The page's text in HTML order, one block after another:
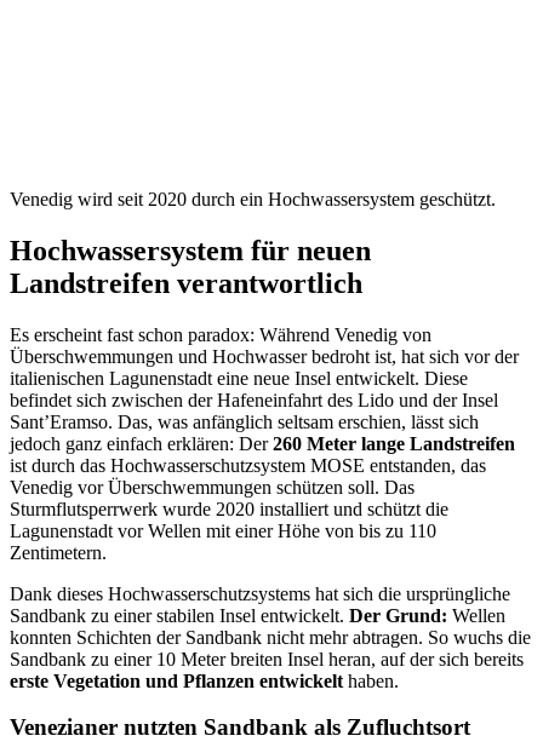
Venedig wird seit 2020 durch ein Hochwassersystem geschützt.
Hochwassersystem für neuen
Landstreifen verantwortlich
Es erscheint fast schon paradox: Während Venedig von
Überschwemmungen und Hochwasser bedroht ist, hat sich vor der
italienischen Lagunenstadt eine neue Insel entwickelt. Diese
befindet sich zwischen der Hafeneinfahrt des Lido und der Insel
Sant’Eramso. Das, was anfänglich seltsam erschien, lässt sich
jedoch ganz einfach erklären: Der260 Meter lange Landstreifen
ist durch das Hochwasserschutzsystem MOSE entstanden, das
Venedig vor Überschwemmungen schützen soll. Das
Sturmflutsperrwerk wurde 2020 installiert und schützt die
Lagunenstadt vor Wellen mit einer Höhe von bis zu 110
Zentimetern.
Dank dieses Hochwasserschutzsystems hat sich die ursprüngliche
Sandbank zu einer stabilen Insel entwickelt. Der Grund: Wellen
konnten Schichten der Sandbank nicht mehr abtragen. So wuchs die
Sandbank zu einer 10 Meter breiten Insel heran, auf der sich bereits
erste Vegetation und Pflanzen entwickelt haben.
Venezianer nutzten Sandbank als Zufluchtsort